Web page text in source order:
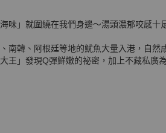
味」就圍繞在我們身邊～湯頭濃郁咬感十
南韓、阿根廷等地的魷魚大量入港，自然
王」發現Q彈鮮嫩的祕密，加上不藏私廣